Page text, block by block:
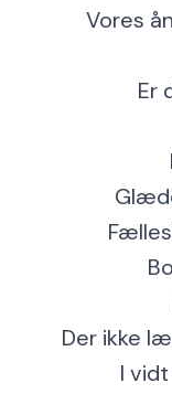
Vores
Er
Der ikke
I